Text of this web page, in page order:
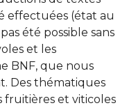
effectuées (état au
été possible sans
et les
BNF, que nous
Des thématiques
fruitières et viticoles